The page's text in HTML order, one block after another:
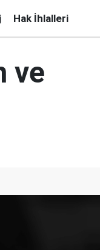
Hak İhlalleri
ve